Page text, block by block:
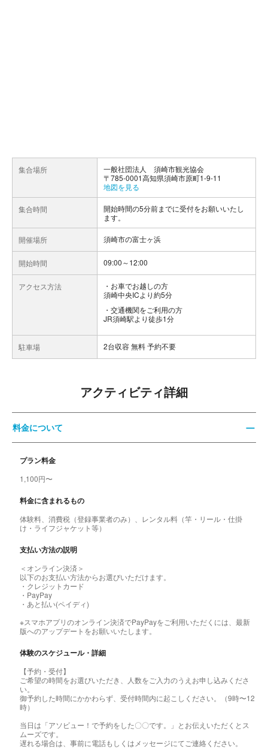
集合場所
一般社団法人 須崎市観光協会
〒785-0001高知県須崎市原町1-9-11
地図を見る
集合時間
開始時間の5分前までに受付をお願いいたし
ます。
開催場所 須崎市の富士ヶ浜
開始時間 09:00～12:00
アクセス方法
お車でお越しの方
須崎中央ICより約5分
交通機関をご利用の方
JR須崎駅より徒歩1分
駐車場 2台収容 無料 予約不要
アクティビティ詳細
料金について
プラン料金
1,100円〜
料金に含まれるもの
体験料、消費税（登録事業者のみ）、レンタル料（竿・リール・仕掛
け・ライフジャケット等）
支払い方法の説明
＜オンライン決済＞
以下のお支払い方法からお選びいただけます。
・クレジットカード
・PayPay
・あと払い(ペイディ)
※スマホアプリのオンライン決済でPayPayをご利用いただくには、最新
版へのアップデートをお願いいたします。
体験のスケジュール・詳細
【予約・受付】
ご希望の時間をお選びいただき、人数をご入力のうえお申し込みくださ
い。
御予約した時間にかかわらず、受付時間内に起こしください。（9時〜12
時）
当日は「アソビュー！で予約をした〇〇です。」とお伝えいただくとス
ムーズです。
遅れる場合は、事前に電話もしくはメッセージにてご連絡ください。